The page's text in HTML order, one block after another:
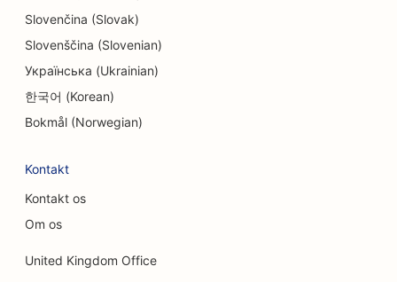
SEO for ansigtsløftningstjenester
SEO for familierestauranter
SEO for finansielle planlæggere
SEO for fine restauranter
SEO for finansielle tjenester
Slovenčina (Slovak)
Slovenščina (Slovenian)
Українська (Ukrainian)
한국어 (Korean)
Bokmål (Norwegian)
Kontakt
Kontakt os
Om os
United Kingdom Office